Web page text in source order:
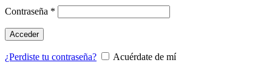
Contraseña *
Acceder
¿Perdiste tu contraseña?
Acuérdate de mí